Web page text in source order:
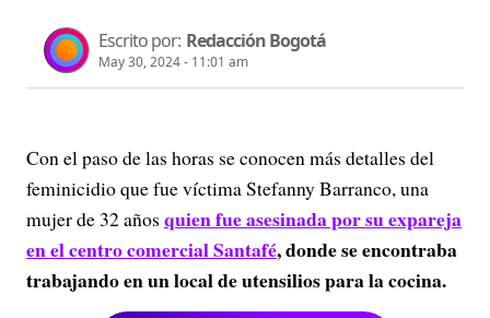
Escrito por: Redacción Bogotá
May 30, 2024 - 11:01 am
Con el paso de las horas se conocen más detalles del
feminicidio que fue víctima Stefanny Barranco, una
mujer de 32 años quien fue asesinada por suexpareja
en el centro comercial Santafé, donde se encontraba
trabajando en un local de utensilios para la cocina.